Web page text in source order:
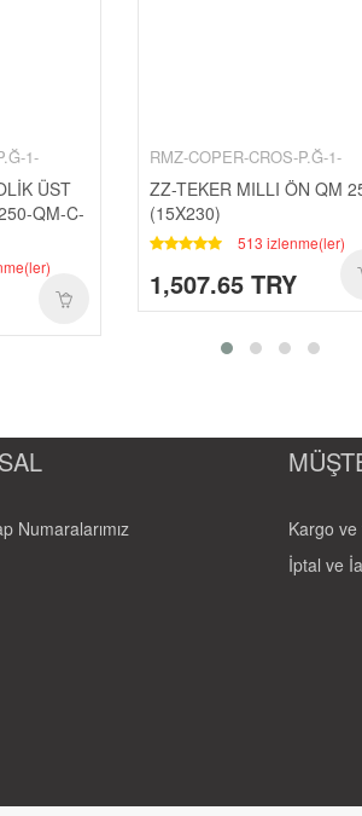
1-
ÜST
QM-C-
RMZ-COPER-CROS-P.Ğ-1-
ZZ-TEKER MILLI ÖN QM
(15X230)
513 izlenme(ler)
1,507.65 TRY
Numaralarımız
Kargo
İptal ve